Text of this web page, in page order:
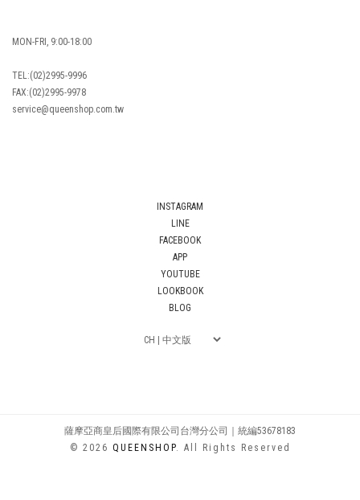
MON-FRI, 9:00-18:00
TEL:(02)2995-9996
FAX:(02)2995-9978
service@queenshop.com.tw
INSTAGRAM
LINE
FACEBOOK
APP
YOUTUBE
LOOKBOOK
BLOG
薩摩亞商皇后國際有限公司台灣分公司｜統編53678183
© 2026 QUEENSHOP. All Rights Reserved